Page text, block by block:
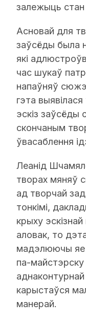
залежыць стан
Асновай для
заўсёды была
які
час шукаў
напаўняў
гэта
эскіз заўсёды
скончаным
ўвасаблення
Леанід
творах мяняў
ад творчай
тонкімі,
крыху
аловак, то
мадэлюючы яе
па-
аднаконтурнай
карыстаўся
манерай.